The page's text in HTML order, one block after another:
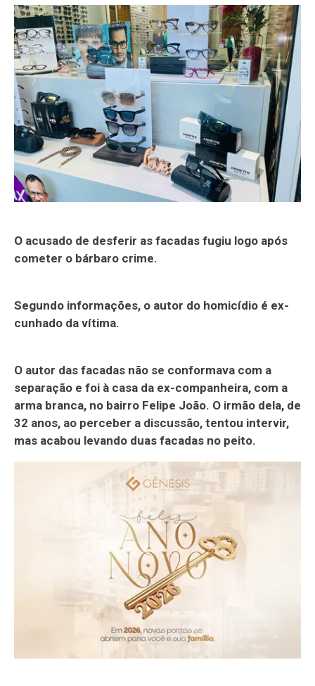
O acusado de desferir as facadas fugiu logo após
cometer o bárbaro crime.
Segundo informações, o autor do homicídio é ex-
cunhado da vítima.
O autor das facadas não se conformava com a
separação e foi à casa da ex-companheira, com a
arma branca, no bairro Felipe João. O irmão dela, de
32 anos, ao perceber a discussão, tentou intervir,
mas acabou levando duas facadas no peito.